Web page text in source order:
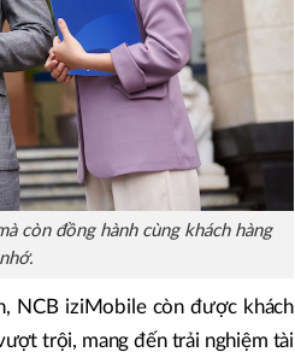
còn đồng hành cùng khách hàng
NCB iziMobile còn được khách
trội, mang đến trải nghiệm tài